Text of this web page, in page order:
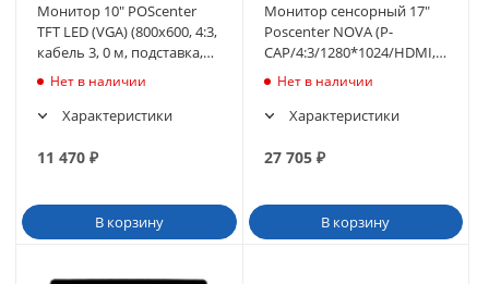
Монитор 10" POScenter
TFT LED (VGA) (800х600, 4:3,
кабель 3, 0 м, подставка,
черный) (736335)
Нет в наличии
Характеристики
11 470 ₽
В корзину
Монитор сенсорный 17"
Poscenter NOVA (P-
CAP/4:3/1280*1024/HDMI,
VGA, USB, Audio out),
Нет в наличии
Характеристики
27 705₽
В корзину